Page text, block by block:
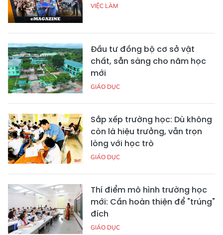
VIỆC LÀM
Đầu tư đồng bộ cơ sở vật
chất, sẵn sàng cho năm học
mới
GIÁO DỤC
Sắp xếp trường học: Dù không
còn là hiệu trưởng, vẫn trọn
lòng với học trò
GIÁO DỤC
Thí điểm mô hình trường học
mới: Cần hoàn thiện để "trúng"
đích
GIÁO DỤC